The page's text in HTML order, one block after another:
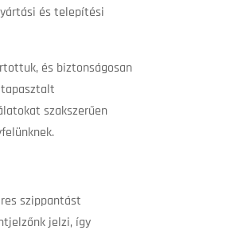
és telepítési
és biztonságosan
szakszerűen
szippantást
jelzi, így